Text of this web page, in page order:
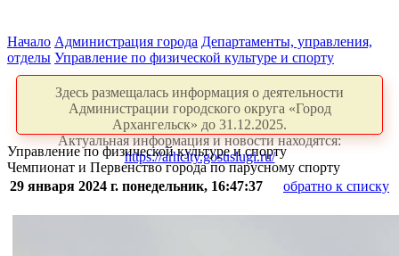
Начало Администрация города Департаменты, управления,
отделы Управление по физической культуре и спорту
Здесь размещалась информация о деятельности
Администрации городского округа «Город
Архангельск» до 31.12.2025.
Актуальная информация и новости находятся:
https://arhcity.gosuslugi.ru/
Управление по физической культуре и спорту
Чемпионат и Первенство города по парусному спорту
29 января 2024 г. понедельник, 16:47:37
обратно к списку